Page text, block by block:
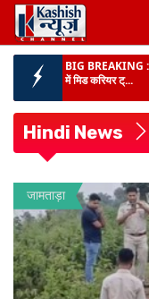
BIHAR NEWS :
समारोह की तैयार...
के उपचार को ...
राजद में संगठनात्मक
पूर्णिया में SVU की
रिश्वत लेते रंगेहाथ
झारखंड विधानसभा
प्रदर्शन,JPSC
BIG BREAKING
में मिड करियर ट्...
Hindi News
जामताड़ा